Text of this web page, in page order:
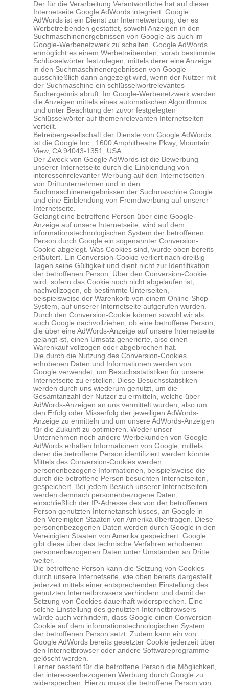
Der für die Verarbeitung Verantwortliche hat auf dieser
Internetseite Google AdWords integriert. Google
AdWords ist ein Dienst zur Internetwerbung, der es
Werbetreibenden gestattet, sowohl Anzeigen in den
Suchmaschinenergebnissen von Google als auch im
Google-Werbenetzwerk zu schalten. Google AdWords
ermöglicht es einem Werbetreibenden, vorab bestimmte
Schlüsselwörter festzulegen, mittels derer eine Anzeige
in den Suchmaschinenergebnissen von Google
ausschließlich dann angezeigt wird, wenn der Nutzer mit
der Suchmaschine ein schlüsselwortrelevantes
Suchergebnis abruft. Im Google-Werbenetzwerk werden
die Anzeigen mittels eines automatischen Algorithmus
und unter Beachtung der zuvor festgelegten
Schlüsselwörter auf themenrelevanten Internetseiten
verteilt.
Betreibergesellschaft der Dienste von Google AdWords
ist die Google Inc., 1600 Amphitheatre Pkwy, Mountain
View, CA 94043-1351, USA.
Der Zweck von Google AdWords ist die Bewerbung
unserer Internetseite durch die Einblendung von
interessenrelevanter Werbung auf den Internetseiten
von Drittunternehmen und in den
Suchmaschinenergebnissen der Suchmaschine Google
und eine Einblendung von Fremdwerbung auf unserer
Internetseite.
Gelangt eine betroffene Person über eine Google-
Anzeige auf unsere Internetseite, wird auf dem
informationstechnologischen System der betroffenen
Person durch Google ein sogenannter Conversion-
Cookie abgelegt. Was Cookies sind, wurde oben bereits
erläutert. Ein Conversion-Cookie verliert nach dreißig
Tagen seine Gültigkeit und dient nicht zur Identifikation
der betroffenen Person. Über den Conversion-Cookie
wird, sofern das Cookie noch nicht abgelaufen ist,
nachvollzogen, ob bestimmte Unterseiten,
beispielsweise der Warenkorb von einem Online-Shop-
System, auf unserer Internetseite aufgerufen wurden.
Durch den Conversion-Cookie können sowohl wir als
auch Google nachvollziehen, ob eine betroffene Person,
die über eine AdWords-Anzeige auf unsere Internetseite
gelangt ist, einen Umsatz generierte, also einen
Warenkauf vollzogen oder abgebrochen hat.
Die durch die Nutzung des Conversion-Cookies
erhobenen Daten und Informationen werden von
Google verwendet, um Besuchsstatistiken für unsere
Internetseite zu erstellen. Diese Besuchsstatistiken
werden durch uns wiederum genutzt, um die
Gesamtanzahl der Nutzer zu ermitteln, welche über
AdWords-Anzeigen an uns vermittelt wurden, also um
den Erfolg oder Misserfolg der jeweiligen AdWords-
Anzeige zu ermitteln und um unsere AdWords-Anzeigen
für die Zukunft zu optimieren. Weder unser
Unternehmen noch andere Werbekunden von Google-
AdWords erhalten Informationen von Google, mittels
derer die betroffene Person identifiziert werden könnte.
Mittels des Conversion-Cookies werden
personenbezogene Informationen, beispielsweise die
durch die betroffene Person besuchten Internetseiten,
gespeichert. Bei jedem Besuch unserer Internetseiten
werden demnach personenbezogene Daten,
einschließlich der IP-Adresse des von der betroffenen
Person genutzten Internetanschlusses, an Google in
den Vereinigten Staaten von Amerika übertragen. Diese
personenbezogenen Daten werden durch Google in den
Vereinigten Staaten von Amerika gespeichert. Google
gibt diese über das technische Verfahren erhobenen
personenbezogenen Daten unter Umständen an Dritte
weiter.
Die betroffene Person kann die Setzung von Cookies
durch unsere Internetseite, wie oben bereits dargestellt,
jederzeit mittels einer entsprechenden Einstellung des
genutzten Internetbrowsers verhindern und damit der
Setzung von Cookies dauerhaft widersprechen. Eine
solche Einstellung des genutzten Internetbrowsers
würde auch verhindern, dass Google einen Conversion-
Cookie auf dem informationstechnologischen System
der betroffenen Person setzt. Zudem kann ein von
Google AdWords bereits gesetzter Cookie jederzeit über
den Internetbrowser oder andere Softwareprogramme
gelöscht werden.
Ferner besteht für die betroffene Person die Möglichkeit,
der interessenbezogenen Werbung durch Google zu
widersprechen. Hierzu muss die betroffene Person von